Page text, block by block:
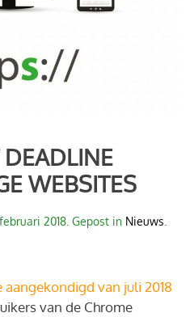
DEADLINE
WEBSITES
2018 . Gepost in Nieuws
aangekondigd van juli 2018
van de Chrome